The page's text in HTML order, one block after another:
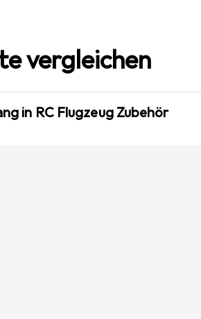
vergleichen
in RC Flugzeug Zubehör